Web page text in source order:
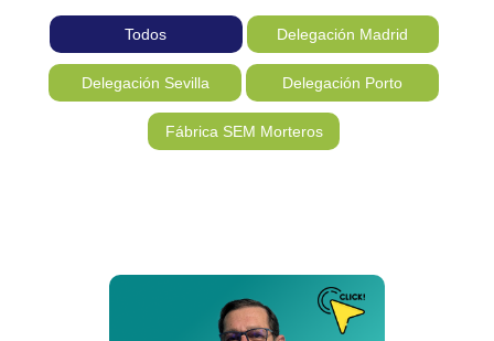
Todos Delegación Madrid
Delegación Sevilla Delegación Porto
Fábrica SEM Morteros
Puesto de Trabajo
Director Ejecutivo